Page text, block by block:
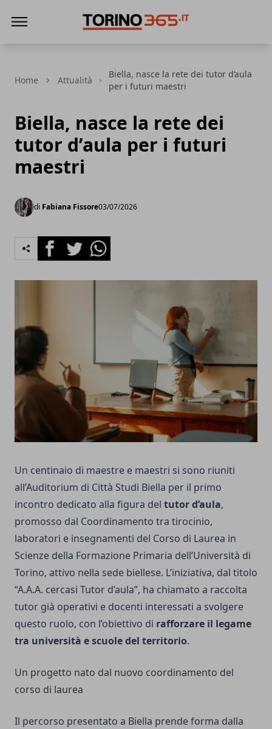
Home Attualità
Biella, nasce la rete dei tutor d’aula
per i futuri maestri
Biella, nasce la rete dei
tutor d’aula per i futuri
maestri
di Fabiana Fissore03/07/2026
FacebookTwitterWhatsapp
Un centinaio di maestre e maestri si sono riuniti
all’Auditorium di Città Studi Biella per il primo
incontro dedicato alla figura del tutor d’aula,
promosso dal Coordinamento tra tirocinio,
laboratori e insegnamenti del Corso di Laurea in
Scienze della Formazione Primaria dell’Università di
Torino, attivo nella sede biellese. L’iniziativa, dal titolo
“A.A.A. cercasi Tutor d’aula”, ha chiamato a raccolta
tutor già operativi e docenti interessati a svolgere
questo ruolo, con l’obiettivo di rafforzare il legame
tra università e scuole del territorio.
Un progetto nato dal nuovo coordinamento del
corso di laurea
Il percorso presentato a Biella prende forma dalla